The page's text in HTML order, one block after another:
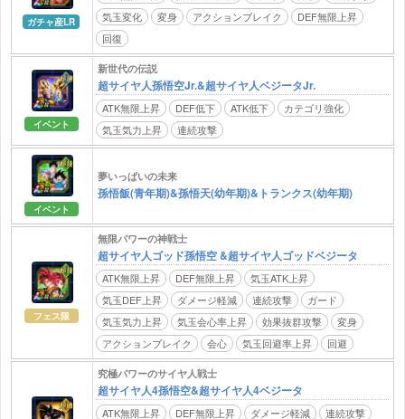
ガチャ産LR
気玉変化
変身 アクションブレイク
DEF無限上昇
回復
イベント
新世代の伝説
超サイヤ人孫悟空Jr.&超サイヤ人ベジータJr.
ATK無限上昇 DEF低下 ATK低下
カテゴリ強化
気玉気力上昇
連続攻撃
イベント
夢いっぱいの未来
孫悟飯(青年期)&孫悟天(幼年期)&トランクス(幼年期)
フェス限
無限パワーの神戦士
超サイヤ人ゴッド孫悟空 &超サイヤ人ゴッドベジータ
ATK無限上昇 DEF無限上昇
気玉ATK上昇
気玉DEF上昇
ダメージ軽減 連続攻撃
ガード
気玉気力上昇
気玉会心率上昇 効果抜群攻撃
変身
アクションブレイク
会心 気玉回避率上昇 回避
究極パワーのサイヤ人戦士
超サイヤ人4孫悟空&超サイヤ人4ベジータ
ATK無限上昇 DEF無限上昇 ダメージ軽減
連続攻撃